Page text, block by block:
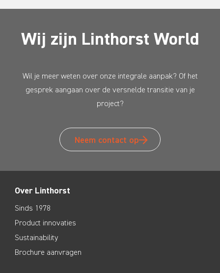
Wij zijn Linthorst World
Wil je meer weten over onze integrale aanpak? Of het
gesprek aangaan over de versnelde transitie van je
project?
Neem contact op
Over Linthorst
Sinds 1978
Product innovaties
Sustainability
Brochure aanvragen